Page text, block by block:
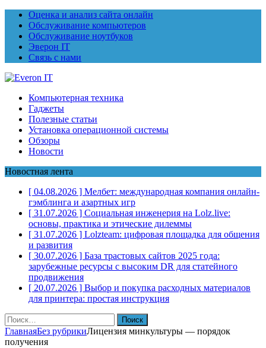
Оценка и анализ сайта онлайн
Обслуживание компьютеров
Обслуживание ноутбуков
Эверон IT
Связь с нами
Компьютерная техника
Гаджеты
Полезные статьи
Установка операционной системы
Обзоры
Новости
Новостная лента
[ 04.08.2026 ] Мелбет: международная компания онлайн-
гэмблинга и азартных игр
[ 31.07.2026 ] Социальная инженерия на Lolz.live:
основы, практика и этические дилеммы
[ 31.07.2026 ] Lolzteam: цифровая площадка для общения
и развития
[ 30.07.2026 ] База трастовых сайтов 2025 года:
зарубежные ресурсы с высоким DR для статейного
продвижения
[ 20.07.2026 ] Выбор и покупка расходных материалов
для принтера: простая инструкция
Найти:
ГлавнаяБез рубрикиЛицензия минкультуры — порядок
получения